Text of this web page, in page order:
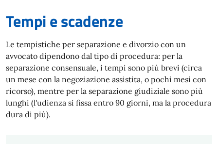
Tempi e scadenze
Le tempistiche per separazione e divorzio con un
avvocato dipendono dal tipo di procedura: per la
separazione consensuale, i tempi sono più brevi (circa
un mese con la negoziazione assistita, o pochi mesi con
ricorso), mentre per la separazione giudiziale sono più
lunghi (l'udienza si fissa entro 90 giorni, ma la procedura
dura di più).